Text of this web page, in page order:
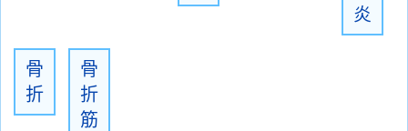
炎
骨
折
骨
折
筋